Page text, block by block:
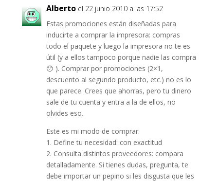
Alberto el 22 junio 2010 a las 17:52
Estas promociones están diseñadas para
inducirte a comprar la impresora: compras
todo el paquete y luego la impresora no te es
útil (y a ellos tampoco porque nadie las compra
😯 ). Comprar por promociones (2×1,
descuento al segundo producto, etc.) no es lo
que parece. Crees que ahorras, pero tu dinero
sale de tu cuenta y entra a la de ellos, no
olvides eso.
Este es mi modo de comprar:
1. Define tu necesidad: con exactitud
2. Consulta distintos proveedores: compara
detalladamente. Si tienes dudas, pregunta, te
debe importar un pepino si les disgusta que les